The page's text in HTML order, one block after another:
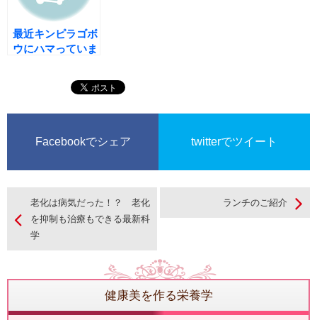
最近キンピラゴボ
ウにハマっていま
Facebookでシェア twitterでツイート
老化は病気だった！？ 老化
を抑制も治療もできる最新科
学
ランチのご紹介
健康美を作る栄養学